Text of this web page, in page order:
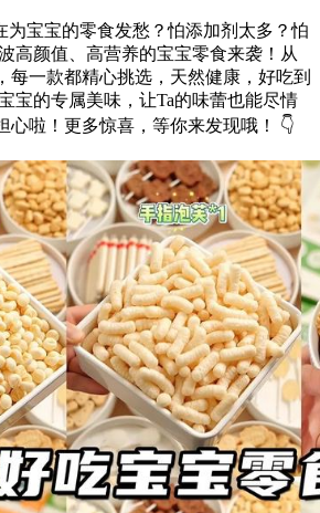
为宝宝的零食发愁？怕添加剂太多？怕
高颜值、高营养的宝宝零食来袭！从
每一款都精心挑选，天然健康，好吃到
宝的专属美味，让Ta的味蕾也能尽情
心啦！更多惊喜，等你来发现哦！ 👇